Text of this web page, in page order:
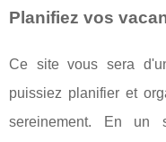
Planifiez vos
Ce site vous sera
puissiez planifier et
sereinement. En un